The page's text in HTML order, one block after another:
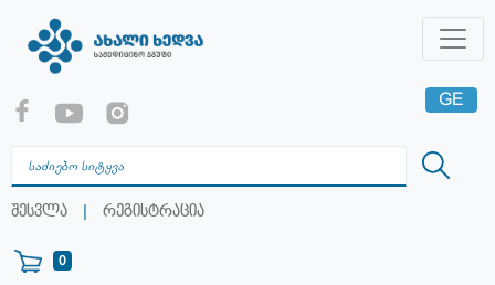
შესვლა | რეგისტრაცია
0
GE
RU